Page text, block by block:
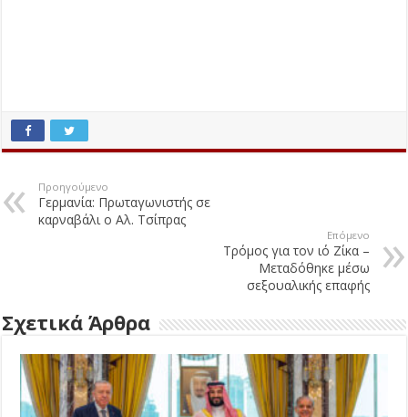
Προηγούμενο
Γερμανία: Πρωταγωνιστής σε
καρναβάλι ο Αλ. Τσίπρας
Επόμενο
Τρόμος για τον ιό Ζίκα –
Μεταδόθηκε μέσω
σεξουαλικής επαφής
Σχετικά Άρθρα